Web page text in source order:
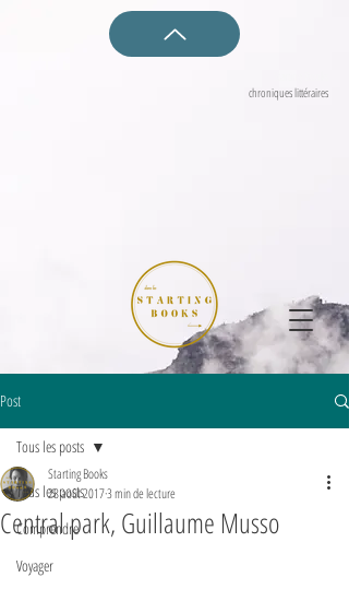
chroniques littéraires
Post
Tous les posts
Comprendre
Voyager
Tous les posts
Central park, Guillaume Musso
Starting Books
28 août 20173 min de lecture